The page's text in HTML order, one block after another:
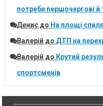
потреби першочергові й
Денисдо На площі
Валерій до ДТП на
Валерій до Крутий
спортсменів